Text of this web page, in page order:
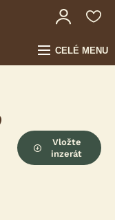
CELÉ MENU
Vložte
inzerát